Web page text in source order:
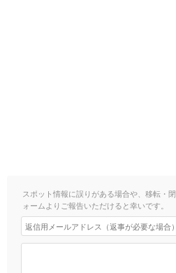
スポット情報に誤りがある場合や、移転・
ォームよりご報告いただけると幸いです。